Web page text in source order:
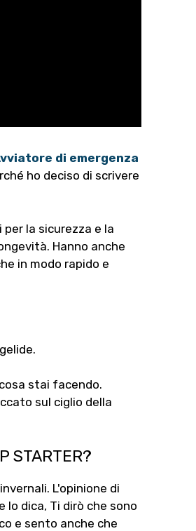
di emergenza
ho deciso di scrivere
la sicurezza e la
Hanno anche
in modo rapido e
stai facendo.
sul ciglio della
STARTER?
L'opinione di
dica, Ti dirò che sono
e sento anche che